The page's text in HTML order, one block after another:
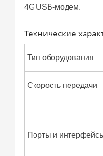
4G USB-модем.
Технические
Тип оборудования
Скорость передачи
Порты и